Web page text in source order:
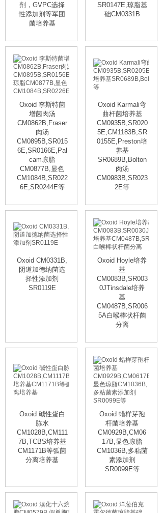
剂，GVPC选择
性添加剂等军团
菌培养基
SR0147E,琼脂基
础CM0331B
Oxoid 李斯特菌
增菌肉汤
CM0862B,Fraser
肉汤
CM0895B,SR015
6E,SR0166E,Pal
cam琼脂
CM0877B,显色
CM1084B,SR022
6E,SR0244E等
Oxoid Karmali弯
曲杆菌培养基
CM0935B,SR020
5E,CM1183B,SR
0155E,Preston培
养基
SR0689B,Bolton
肉汤
CM0983B,SR023
2E等
Oxoid CM0331B,
阴道加德纳菌选
择性添加剂
SR0119E
Oxoid Hoyle培养
基
CM0083B,SR003
0JTinsdale培养
基
CM0487B,SR006
5A白喉棒状杆菌
分离
Oxoid 碱性蛋白
胨水
CM1028B,CM111
7B,TCBS培养基
CM1171B等弧菌
分离培养基
Oxoid 蜡样芽孢
杆菌培养基
CM0929B,CM06
17B,显色琼脂
CM1036B,多粘菌
素添加剂
SR0099E等